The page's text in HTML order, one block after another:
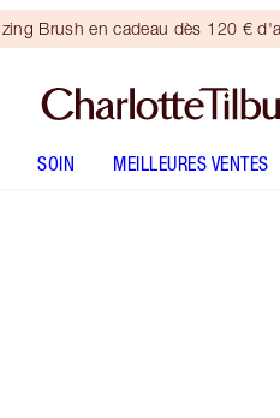
Brush en cadeau dès 120 €
SOIN MEILLEURES VENTES